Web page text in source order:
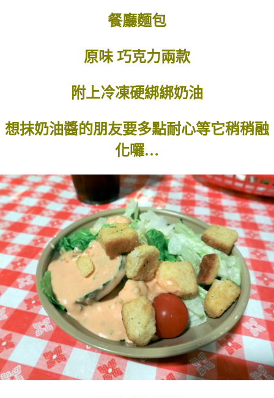
餐廳麵包
原味 巧克力兩款
附上冷凍硬綁綁奶油
想抹奶油醬的朋友要多點耐心等它稍稍融
化囉…